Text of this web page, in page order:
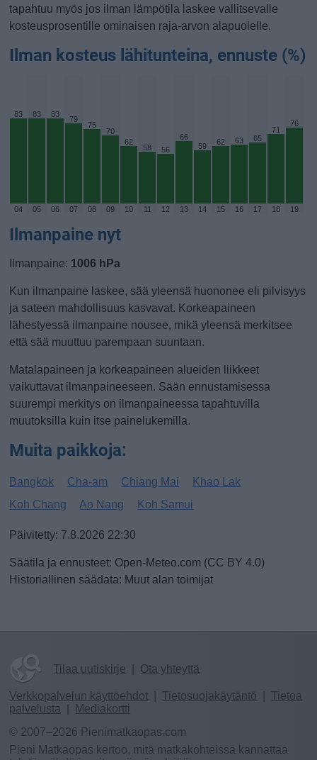
tapahtuu myös jos ilman lämpötila laskee vallitsevalle
kosteusprosentille ominaisen raja-arvon alapuolelle.
Ilman kosteus lähitunteina, ennuste (%)
83 83 83
79
75
70
62
58 56
66
59
62 63 65
71
76
04 05 06 07 08 09 10 11 12 13 14 15 16 17 18 19
Ilmanpaine nyt
Ilmanpaine: 1006 hPa
Kun ilmanpaine laskee, sää yleensä huononee eli pilvisyys
ja sateen mahdollisuus kasvavat. Korkeapaineen
lähestyessä ilmanpaine nousee, mikä yleensä merkitsee
että sää muuttuu parempaan suuntaan.
Matalapaineen ja korkeapaineen alueiden liikkeet
vaikuttavat ilmanpaineeseen. Sään ennustamisessa
suurempi merkitys on ilmanpaineessa tapahtuvilla
muutoksilla kuin itse painelukemilla.
Muita paikkoja:
Bangkok Cha-am Chiang Mai
Khao Lak
Koh Chang
Ao Nang Koh Samui
Päivitetty: 7.8.2026 22:30
Säätila ja ennusteet: Open-Meteo.com (CC BY 4.0)
Historiallinen säädata: Muut alan toimijat
Tilaa uutiskirje Ota yhteyttä
Verkkopalvelun käyttöehdot Tietosuojakäytäntö
Tietoa
palvelusta
Mediakortti
© 2007–2026 Pienimatkaopas.com
Pieni Matkaopas kertoo, mitä matkakohteissa kannattaa